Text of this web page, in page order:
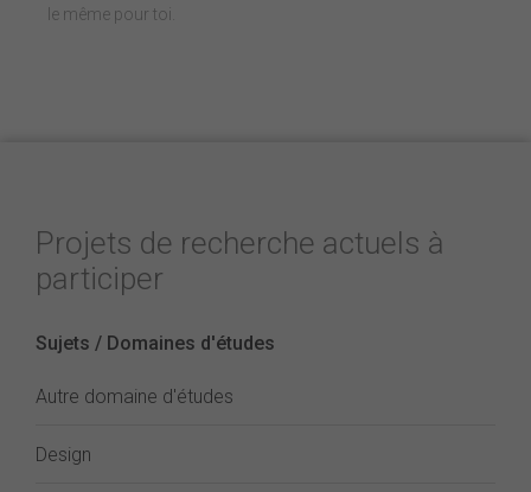
le même pour toi.
Projets de recherche actuels à
participer
Sujets / Domaines d'études
Autre domaine d'études
Design